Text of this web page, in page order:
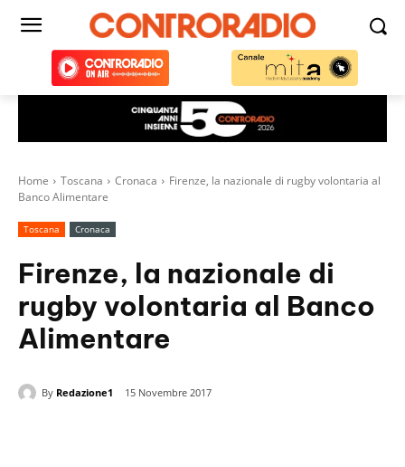
Home Toscana Cronaca
Firenze, la nazionale di rugby volontaria al
Banco Alimentare
Toscana Cronaca
Firenze, la nazionale di
rugby volontaria al Banco
Alimentare
By Redazione1 15 Novembre 2017